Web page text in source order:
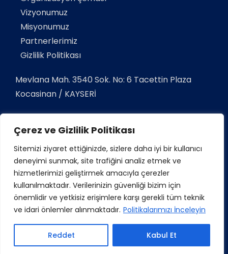
Çerez ve Gizlilik Politikası
Sitemizi ziyaret ettiğinizde, sizlere daha iyi bir kullanıcı
deneyimi sunmak, site trafiğini analiz etmek ve
hizmetlerimizi geliştirmek amacıyla çerezler
kullanılmaktadır. Verilerinizin güvenliği bizim için
önemlidir ve yetkisiz erişimlere karşı gerekli tüm teknik
ve idari önlemler alınmaktadır. Politikalarımızı İnceleyin
Reddet Kabul Et
Vizyonumuz
Misyonumuz
Partnerlerimiz
Gizlilik Politikası
Mevlana Mah. 3540 Sok. No: 6 Tacettin Plaza
Kocasinan / KAYSERİ
Gsm:
+90 532 38 12345
E-Mail:
info@tacettinsigorta.com
Copyright ©2026 Tüm hakları saklıdır.